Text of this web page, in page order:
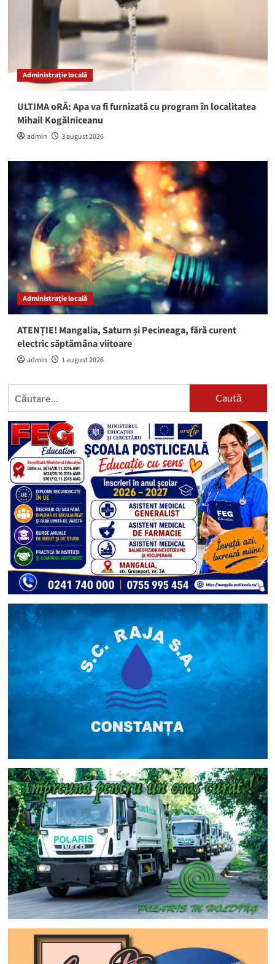
Administrație locală
ULTIMA oRĂ: Apa va fi furnizată cu program în localitatea
Mihail Kogălniceanu
admin 3 august 2026
Administrație locală
ATENȚIE! Mangalia, Saturn și Pecineaga, fără curent
electric săptămâna viitoare
admin 1 august 2026
Caută